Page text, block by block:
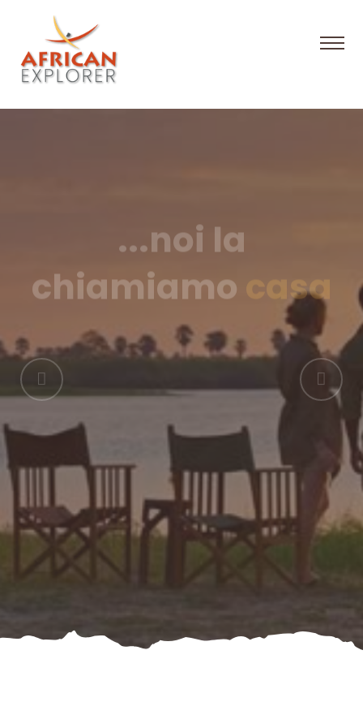
...noi la
chiamiamocasa
scopri